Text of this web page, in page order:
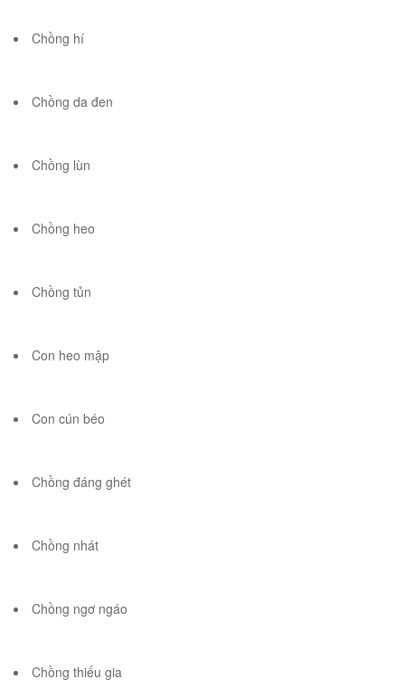
Chồng hí
Chồng da đen
Chồng lùn
Chồng heo
Chồng tủn
Con heo mập
Con cún béo
Chồng đáng ghét
Chồng nhát
Chồng ngơ ngáo
Chồng thiếu gia